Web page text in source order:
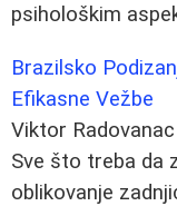
psihološkim
Brazilsko
Efikasne Vežbe
Viktor Radovanac
Sve što treba da
oblikovanje